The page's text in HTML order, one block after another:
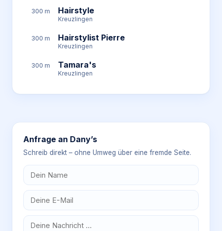
300 m Hairstyle
Kreuzlingen
300 m Hairstylist Pierre
Kreuzlingen
300 m Tamara's
Kreuzlingen
Anfrage an Dany’s
Schreib direkt – ohne Umweg über eine fremde Seite.